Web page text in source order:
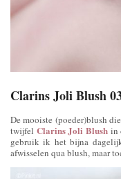
Clarins Joli Blush
De mooiste (poeder)blush
twijfel Clarins Joli Blush in
gebruik ik het bijna
afwisselen qua blush, maar